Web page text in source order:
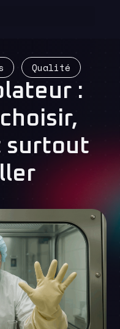
Qualité
:
surtout